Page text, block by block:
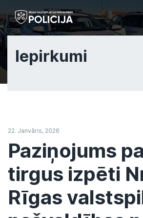
Iepirkumi
22. Janvāris, 2026
Paziņojums
tirgus izpēti
Rīgas